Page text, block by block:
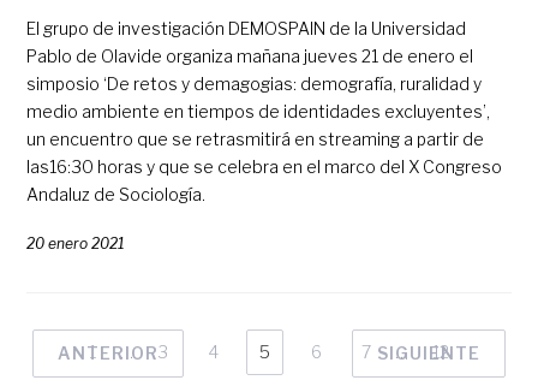
El grupo de investigación DEMOSPAIN de la Universidad
Pablo de Olavide organiza mañana jueves 21 de enero el
simposio ‘De retos y demagogias: demografía, ruralidad y
medio ambiente en tiempos de identidades excluyentes’,
un encuentro que se retrasmitirá en streaming a partir de
las16:30 horas y que se celebra en el marco del X Congreso
Andaluz de Sociología.
20 enero 2021
ANTERIOR
1 … 3 4 5 6 7 … 12
SIGUIENTE